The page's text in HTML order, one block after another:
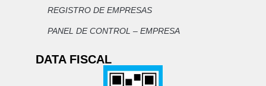
comunitaria efectiva. 3.2 Formación académica
· Título universitario con orientación
Licenciatura en Ciencias de la Educación o
carrera afín con incumbencia en el nivel medio,
REGISTRO DE EMPRESAS
PANEL DE CONTROL – EMPRESA
DATA FISCAL